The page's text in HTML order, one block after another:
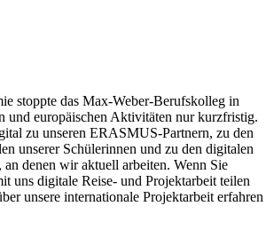
stoppte das Max-Weber-Berufskolleg in
und europäischen Aktivitäten nur kurzfristig.
zu unseren ERASMUS-Partnern, zu den
unserer Schülerinnen und zu den digitalen
denen wir aktuell arbeiten. Wenn Sie
uns digitale Reise- und Projektarbeit teilen
unsere internationale Projektarbeit erfahren